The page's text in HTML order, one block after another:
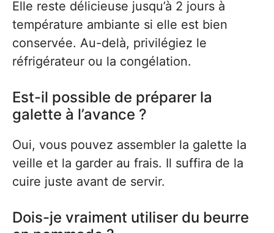
Elle reste délicieuse jusqu’à 2 jours à
température ambiante si elle est bien
conservée. Au-delà, privilégiez le
réfrigérateur ou la congélation.
Est-il possible de préparer la
galette à l’avance ?
Oui, vous pouvez assembler la galette la
veille et la garder au frais. Il suffira de la
cuire juste avant de servir.
Dois-je vraiment utiliser du beurre